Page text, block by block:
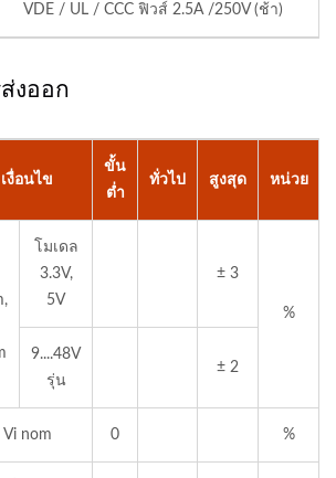
VDE / UL / CCC ฟิวส์ 2.5A /250V (ช้า)
งออก
เงื่อนไข
ขั้น
ต่ำ
ทั่วไป สูงสุด หน่วย
โมเดล
3.3V,
5V
± 3
%
9....48V
รุ่น
± 2
Vi nom 0 %